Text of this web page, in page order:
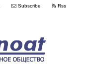
Subscribe Rss